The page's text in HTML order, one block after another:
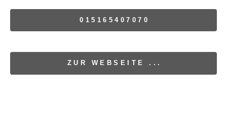
015165407070
ZUR WEBSEITE ...